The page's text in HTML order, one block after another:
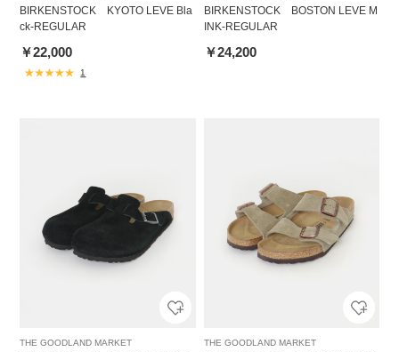
BIRKENSTOCK KYOTO LEVE Bla
ck-REGULAR
￥22,000
1
BIRKENSTOCK BOSTON LEVE M
INK-REGULAR
￥24,200
THE GOODLAND MARKET THE GOODLAND MARKET